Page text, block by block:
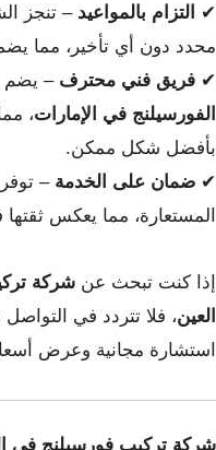
✔
التزام بالمواعيد – تنجز
محدد دون أي تأخير، مما
✔ فريق فني محترف – يضم
الفورسيلنج في الإمارات،
بأفضل شكل ممكن.
✔ ضمان على الخدمة –
المستعارة، مما يعكس
إذا كنت تبحث عن شركة
العين، فلا تتردد في التواصل
استشارة مجانية وعرض
شركة تركيب فورسيلنج في